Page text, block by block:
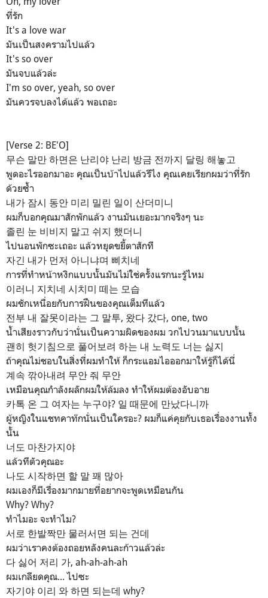
ที่รัก
It's a love war
มันเป็นสงครามไปแล้ว
It's so over
มันจบแล้วล่ะ
I'm so over, yeah, so over
มันควรจบลงได้แล้ว พอเถอะ
[Verse 2: BE'O]
무슨 말만 하면은 난리야 난리 방금 전까지 달링 해놓고
พูดอะไรออกมาอะ คุณเป็นบ้าไปแล้วรึไง คุณเคยเรียกผมว่าที่รัก
ด้วยซ้ำ
내가 잠시 동안 미리 밀린 일이 산더미니
ผมก็บอกคุณมาสักพักแล้ว งานมันเยอะมากจริงๆ นะ
졸린 눈 비비지 말고 쉬지 했더니
ไปนอนพักซะเถอะ แล้วหยุดขยี้ตาสักที
자긴 내가 먼저 아니냐며 삐치네
การที่ทำหน้าหงิกแบบนั้นมันไม่ใช่ครั้งแรกนะรู้ไหม
이러니 지치네 시치미 떼는 모습
ผมชักเหนื่อยกับการฝืนของคุณเต็มทีแล้ว
전부 내 잘못이라는 그 말투, 왔다 갔다, one, two
น้ำเสียงราวกับว่านั่นเป็นความผิดของผม วกไปวนมาแบบนั้น
괜히 헛기침으로 풀어보려 하는 내 노력도 너는 싫지
ถ้าคุณไม่ชอบในสิ่งที่ผมทำให้ ก็กระแอมไอออกมาให้รู้ก็ได้นี่
계속 깎아내려 무안 줘 무안
เหมือนคุณกำลังผลักผมให้ล้มลง ทำให้ผมต้องอับอาย
카톡 온 그 여자는 누구야? 일 때문에 만났다니까
ผู้หญิงในแชทคาท๊กนั่นเป็นใครอะ? ผมก็แค่คุยกับเธอเรื่องงานทั้ง
นั้น
너도 마찬가지야
แล้วทีตัวคุณอะ
나도 시작하면 할 말 꽤 많아
ผมเองก็มีเรื่องมากมายที่อยากจะพูดเหมือนกัน
Why? Why?
ทำไมอะ จะทำไม?
서로 한발짝만 물러서면 되는 건데
ผมว่าเราคงต้องถอยหลังคนละก้าวแล้วล่ะ
다 싫어 저리 가, ah-ah-ah-ah
ผมเกลียดคุณ... ไปซะ
자기야 이리 와 하면 되는데 why?